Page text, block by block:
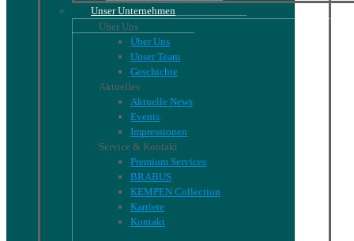
Unser Unternehmen
Über Uns
Über Uns
Unser Team
Geschichte
Aktuelles
Aktuelle News
Events
Impressionen
Service & Kontakt
Premium Services
BRABUS
KEMPEN Collection
Karriere
Kontakt